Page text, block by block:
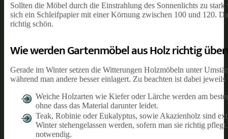
Sollten die Möbel durch die Einstrahlung des Sonnenlichts zu
sich ein Schleifpapier mit einer Körnung zwischen 100 und 120.
richtig schön.
Wie werden Gartenmöbel aus Holz richtig
Gerade im Winter setzen die Witterungen Holzmöbeln unter
während man andere besser einlagert. Zu beachten ist dabei jeweils
Weiche Holzarten wie Kiefer oder Lärche werden am
ohne dass das Material darunter leidet.
Teak, Robinie oder Eukalyptus, sowie Akazienholz sind
Winter stehengelassen werden, sofern man sie richtig
notwendig.